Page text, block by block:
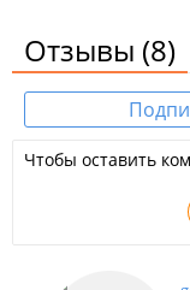
энерготониками,
вашего иммунитета,
другие.
Отзывы (8)
Чтобы оставить